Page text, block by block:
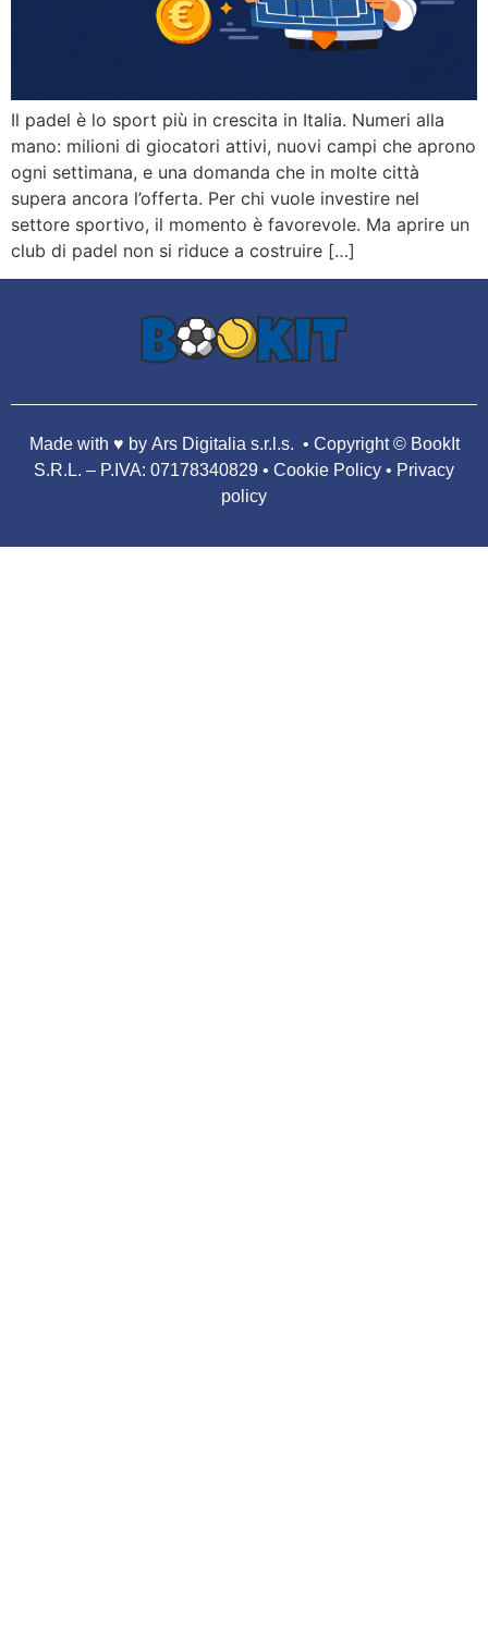
Il padel è lo sport più in crescita in Italia. Numeri alla
mano: milioni di giocatori attivi, nuovi campi che aprono
ogni settimana, e una domanda che in molte città
supera ancora l’offerta. Per chi vuole investire nel
settore sportivo, il momento è favorevole. Ma aprire un
club di padel non si riduce a costruire […]
Made with ♥️ by Ars Digitalia s.r.l.s. • Copyright© BookIt
S.R.L. – P.IVA: 07178340829 • Cookie Policy • Privacy
policy